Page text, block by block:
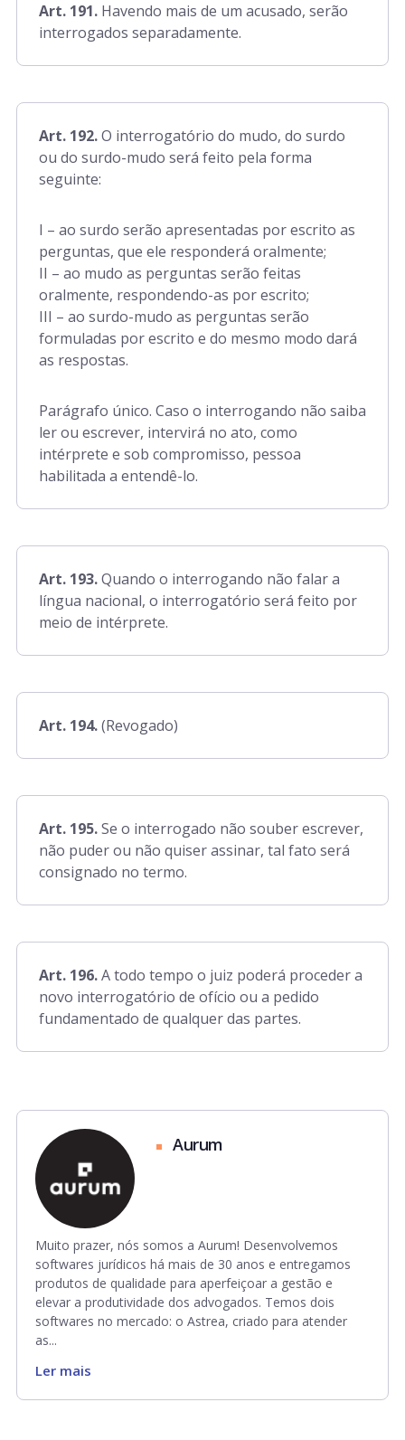
Art. 191. Havendo mais de um acusado, serão
interrogados separadamente.
Art. 192.O interrogatório do mudo, do surdo
ou do surdo-mudo será feito pela forma
seguinte:
I – ao surdo serão apresentadas por escrito as
perguntas, que ele responderá oralmente;
II – ao mudo as perguntas serão feitas
oralmente, respondendo-as por escrito;
III – ao surdo-mudo as perguntas serão
formuladas por escrito e do mesmo modo dará
as respostas.
Parágrafo único. Caso o interrogando não saiba
ler ou escrever, intervirá no ato, como
intérprete e sob compromisso, pessoa
habilitada a entendê-lo.
Art. 193.Quando o interrogando não falar a
língua nacional, o interrogatório será feito por
meio de intérprete.
Art. 194.(Revogado)
Art. 195.Se o interrogado não souber escrever,
não puder ou não quiser assinar, tal fato será
consignado no termo.
Art. 196.A todo tempo o juiz poderá proceder a
novo interrogatório de ofício ou a pedido
fundamentado de qualquer das partes.
Aurum
Muito prazer, nós somos a Aurum! Desenvolvemos
softwares jurídicos há mais de 30 anos e entregamos
produtos de qualidade para aperfeiçoar a gestão e
elevar a produtividade dos advogados. Temos dois
softwares no mercado: o Astrea, criado para atender
as...
Ler mais